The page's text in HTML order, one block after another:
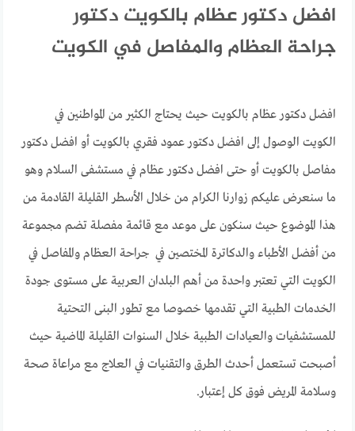
افضل دكتور عظام بالكويت دكتور
جراحة العظام والمفاصل في الكويت
افضل دكتور عظام بالكويت حيث يحتاج الكثير من المواطنين في
الكويت الوصول إلى افضل دكتور عمود فقري بالكويت أو افضل دكتور
مفاصل بالكويت أو حتى افضل دكتور عظام في مستشفى السلام وهو
ما سنعرض عليكم زوارنا الكرام من خلال الأسطر القليلة القادمة من
هذا الموضوع حيث سنكون على موعد مع قائمة مفصلة تضم مجموعة
من أفضل الأطباء والدكاترة المختصين في جراحة العظام والمفاصل في
الكويت التي تعتبر واحدة من أهم البلدان العربية على مستوى جودة
الخدمات الطبية التي تقدمها خصوصا مع تطور البنى التحتية
للمستشفيات والعيادات الطبية خلال السنوات القليلة الماضية حيث
أصبحت تستعمل أحدث الطرق والتقنيات في العلاج مع مراعاة صحة
وسلامة المريض فوق كل إعتبار.